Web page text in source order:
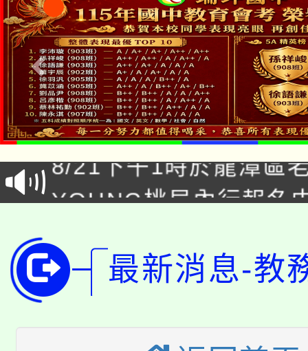
「本色祭」8/29、30在
場熱烈登場!
徵才活動。
YOUNG桃局內行報名
開!
115年桃園市運動會8/
田徑場及游泳池舉行。
桃園市低收入戶享有免
視費優惠，中低收入戶
大園自造教育及科技中
最新消息-教